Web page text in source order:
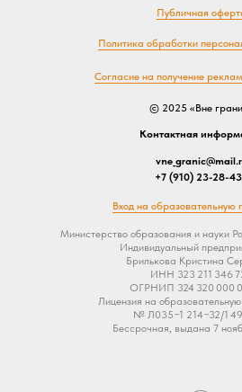
+7 (910) 23-28-
Контактная
© 2025 «Вне
Политика обработки
Публичная
Согласие на получение
Вход на образовательную
Министерство образования и науки
Индивидуальный
Брилькова Кристина
ИНН 323 211 346
ОГРНИП 324 320 000
Лицензия на образовательную
№ Л035−1 214−32/1
Бессрочная, выдана 7